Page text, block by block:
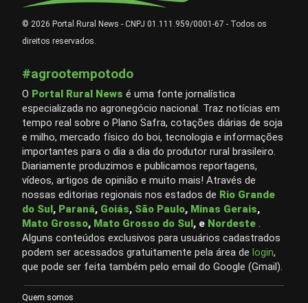
© 2026 Portal Rural News - CNPJ 01.111.959/0001-67 - Todos os
direitos reservados.
#agrootempotodo
O Portal Rural News é uma fonte jornalística
especializada no agronegócio nacional. Traz notícias em
tempo real sobre o Plano Safra, cotações diárias de soja
e milho, mercado físico do boi, tecnologia e informações
importantes para o dia a dia do produtor rural brasileiro.
Diariamente produzimos e publicamos reportagens,
vídeos, artigos de opinião e muito mais! Através de
nossas editorias regionais nos estados de Rio Grande
do Sul, Paraná, Goiás, São Paulo, Minas Gerais,
Mato Grosso, Mato Grosso do Sul, e Nordeste
Alguns conteúdos exclusivos para usuários cadastrados
podem ser acessados gratuitamente pela área de login,
que pode ser feita também pelo email do Google (Gmail).
Quem somos